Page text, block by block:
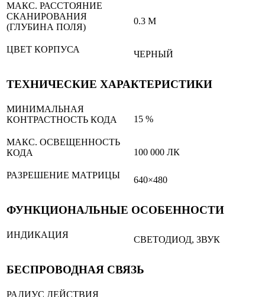
МАКС. РАССТОЯНИЕ
СКАНИРОВАНИЯ
(ГЛУБИНА ПОЛЯ)
0.3 М
ЦВЕТ КОРПУСА ЧЕРНЫЙ
ТЕХНИЧЕСКИЕ ХАРАКТЕРИСТИКИ
МИНИМАЛЬНАЯ
КОНТРАСТНОСТЬ КОДА
15 %
МАКС. ОСВЕЩЕННОСТЬ
КОДА
100 000 ЛК
РАЗРЕШЕНИЕ МАТРИЦЫ 640×480
ФУНКЦИОНАЛЬНЫЕ ОСОБЕННОСТИ
ИНДИКАЦИЯ СВЕТОДИОД, ЗВУК
БЕСПРОВОДНАЯ СВЯЗЬ
РАДИУС ДЕЙСТВИЯ